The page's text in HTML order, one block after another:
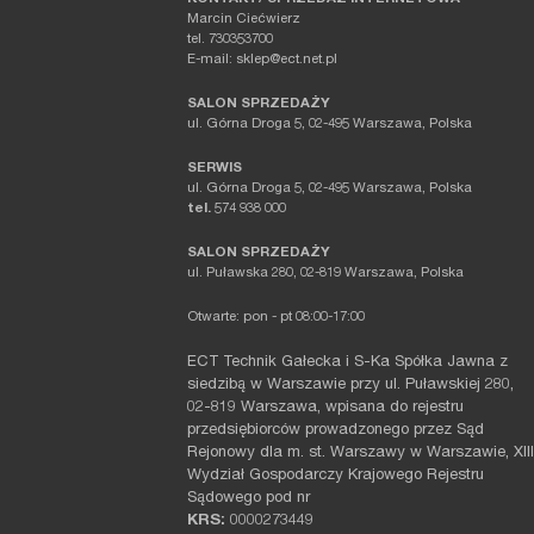
Marcin Ciećwierz
tel. 730353700
E-mail: sklep@ect.net.pl
SALON SPRZEDAŻY
ul. Górna Droga 5, 02-495 Warszawa, Polska
SERWIS
ul. Górna Droga 5, 02-495 Warszawa, Polska
tel. 574 938 000
SALON SPRZEDAŻY
ul. Puławska 280, 02-819 Warszawa, Polska
Otwarte: pon - pt 08:00-17:00
ECT Technik Gałecka i S-Ka Spółka Jawna z
siedzibą w Warszawie przy ul. Puławskiej 280,
02-819 Warszawa, wpisana do rejestru
przedsiębiorców prowadzonego przez Sąd
Rejonowy dla m. st. Warszawy w Warszawie, XIII
Wydział Gospodarczy Krajowego Rejestru
Sądowego pod nr
KRS: 0000273449